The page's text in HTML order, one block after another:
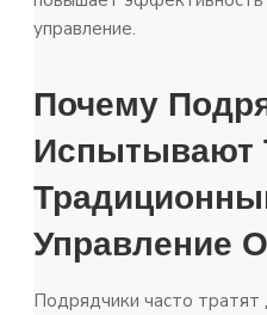
управление.
Почему
Испытывают
Управление
Подрядчики часто тратят